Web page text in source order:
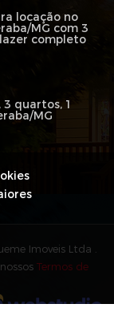
locação no
MG com 3
completo
quartos, 1
MG
Imoveis Ltda .
Termos de